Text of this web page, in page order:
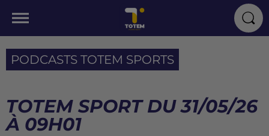
PODCASTS TOTEM SPORTS
TOTEM SPORT DU 31/05/26
À 09H01